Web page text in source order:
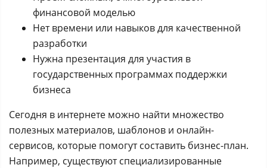
финансовой моделью
Нет времени или навыков для качественной
разработки
Нужна презентация для участия в
государственных программах поддержки
бизнеса
Сегодня в интернете можно найти множество
полезных материалов, шаблонов и онлайн-
сервисов, которые помогут составить бизнес-план.
Например, существуют специализированные